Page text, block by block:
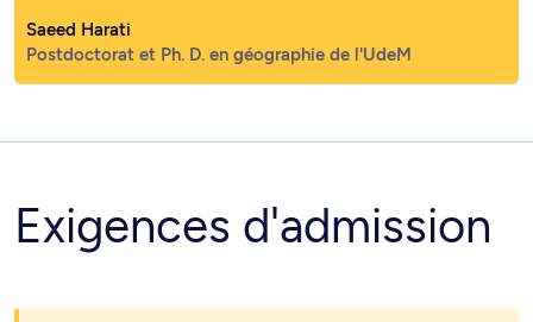
Saeed Harati
Postdoctorat et Ph. D. en géographie de l'UdeM
Exigences d'admission